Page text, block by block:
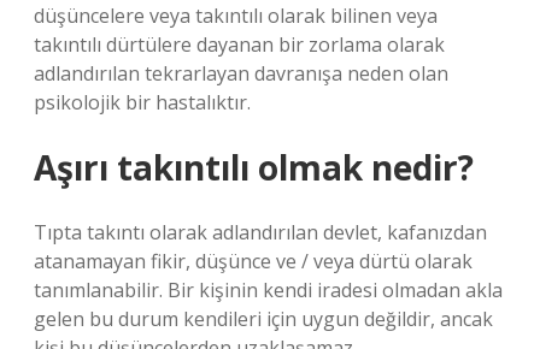
düşüncelere veya takıntılı olarak bilinen veya
takıntılı dürtülere dayanan bir zorlama olarak
adlandırılan tekrarlayan davranışa neden olan
psikolojik bir hastalıktır.
Aşırı takıntılı olmak nedir?
Tıpta takıntı olarak adlandırılan devlet, kafanızdan
atanamayan fikir, düşünce ve / veya dürtü olarak
tanımlanabilir. Bir kişinin kendi iradesi olmadan akla
gelen bu durum kendileri için uygun değildir, ancak